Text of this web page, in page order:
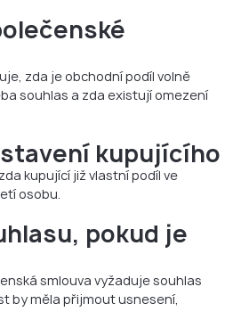
zda je obchodní podíl volně
souhlas a zda existují omezení
kupujícího
kupující již vlastní podíl ve
osobu.
pokud je
smlouva vyžaduje souhlas
by měla přijmout usnesení,